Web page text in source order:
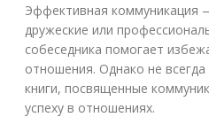
Эффективная коммуникация
дружеские или
собеседника помогает
отношения. Однако не
книги, посвященные
успеху в отношениях.